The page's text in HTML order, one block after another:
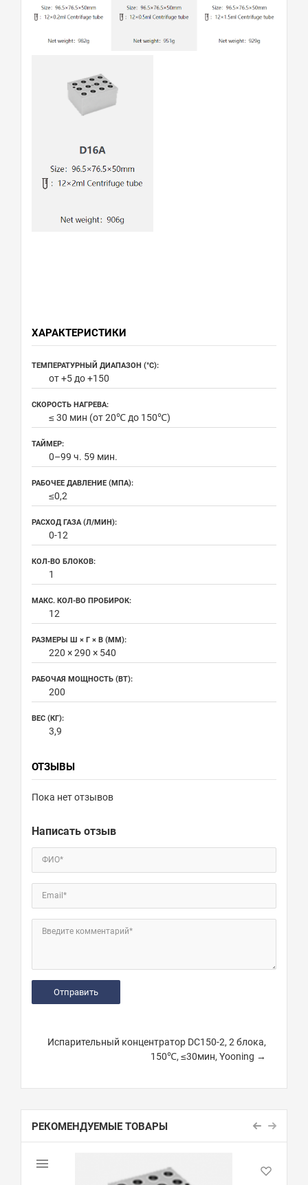
ХАРАКТЕРИСТИКИ
ТЕМПЕРАТУРНЫЙ ДИАПАЗОН (°С):
от +5 до +150
СКОРОСТЬ НАГРЕВА:
≤ 30 мин (от 20℃ до 150℃)
ТАЙМЕР:
0–99 ч. 59 мин.
РАБОЧЕЕ ДАВЛЕНИЕ (МПА):
≤0,2
РАСХОД ГАЗА (Л/МИН):
0-12
КОЛ-ВО БЛОКОВ:
1
МАКС. КОЛ-ВО ПРОБИРОК:
12
РАЗМЕРЫ Ш × Г × В (ММ):
220 × 290 × 540
РАБОЧАЯ МОЩНОСТЬ (ВТ):
200
ВЕС (КГ):
3,9
ОТЗЫВЫ
Пока нет отзывов
Написать отзыв
ФИО*
Email*
Введите комментарий*
Испарительный концентратор DC150-2, 2 блока,
150℃, ≤30мин, Yooning →
РЕКОМЕНДУЕМЫЕ ТОВАРЫ